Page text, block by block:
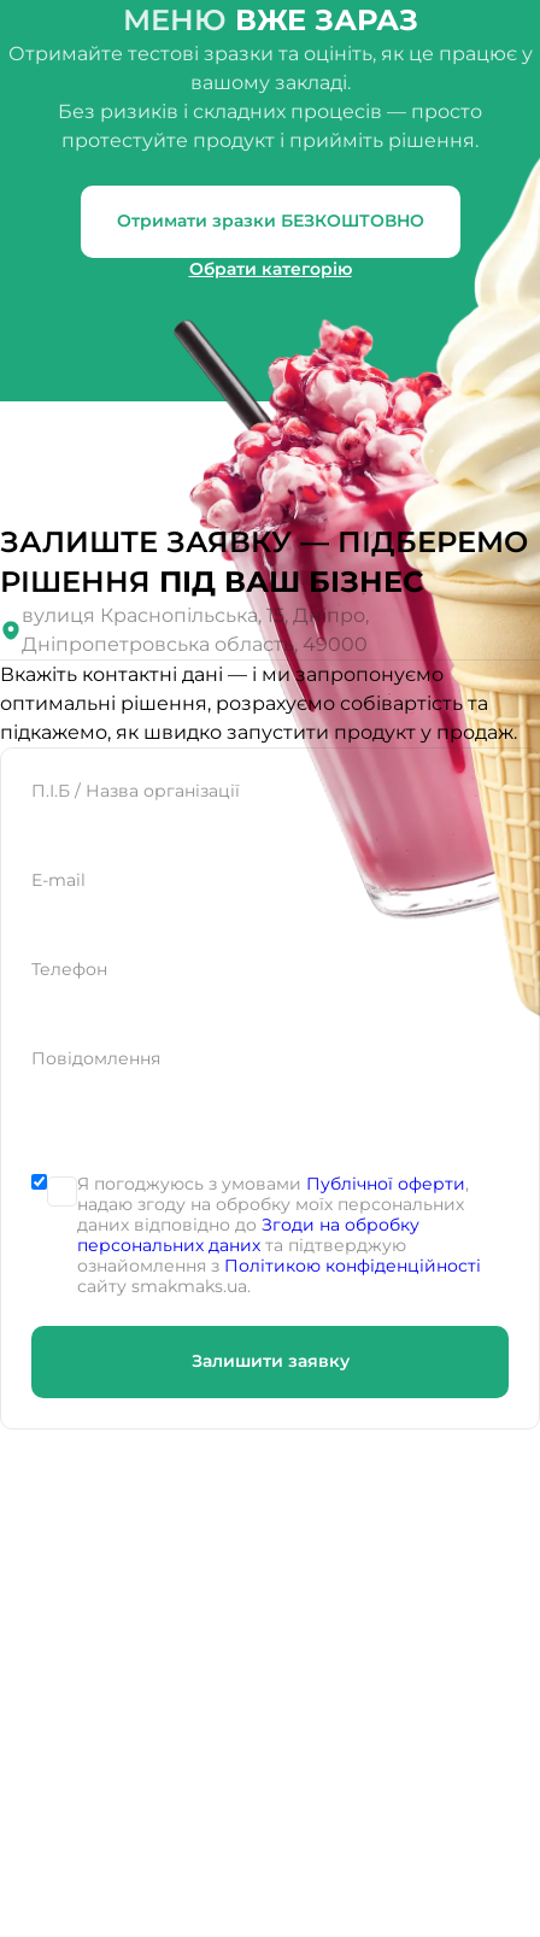
МЕНЮ ВЖЕ ЗАРАЗ
Отримайте тестові зразки та оцініть, як це працює у
вашому закладі.
Без ризиків і складних процесів — просто
протестуйте продукт і прийміть рішення.
Отримати зразки БЕЗКОШТОВНО
Обрати категорію
ЗАЛИШТЕ ЗАЯВКУ — ПІДБЕРЕМО
РІШЕННЯ ПІД ВАШ БІЗНЕС
вулиця Краснопільська, 15, Дніпро,
Дніпропетровська область, 49000
Вкажіть контактні дані — і ми запропонуємо
оптимальні рішення, розрахуємо собівартість та
підкажемо, як швидко запустити продукт у продаж.
П.І.Б / Назва організації
E-mail
Телефон
Повідомлення
Website
Я погоджуюсь з умовами Публічної оферти,
надаю згоду на обробку моїх персональних
даних відповідно до Згоди на обробку
персональних даних та підтверджую
ознайомлення з Політикою конфіденційності
сайту smakmaks.ua.
Залишити заявку